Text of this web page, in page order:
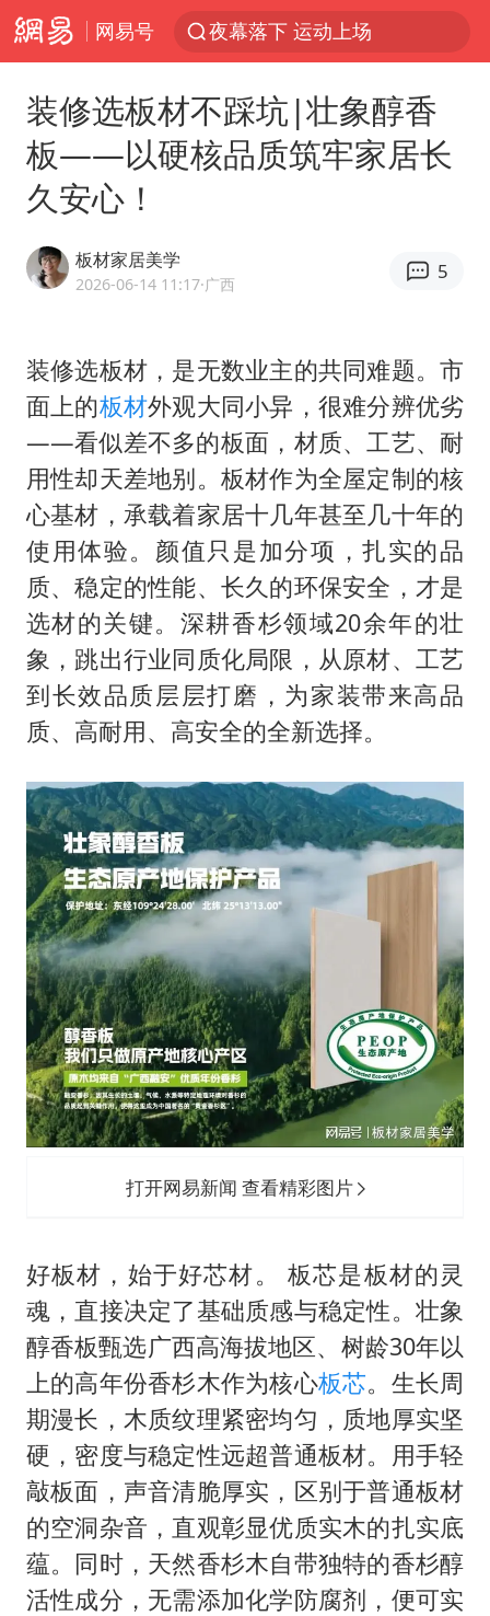
网易号
Meta被判支付5.67亿美元
台风白海豚逼近 暴雨大暴雨来袭
日本广岛民众举行游行反对政府行径
女子开一天一夜空调后二氧化碳中毒
台风白海豚最新路径研判来了
船舶避风项目停工 多地全力防台风
粉笔发布“自曝式”公开信
现代版摸金校尉落网查获400多枚古币
哈尔滨暴雨饭店门挡积水
服务实体经济 财政金融打出组合拳
男子结婚8年发现3个女儿均非亲生
奋进开新局 实干挑大梁
装修选板材不踩坑|壮象醇香
板——以硬核品质筑牢家居长
久安心！
板材家居美学
2026-06-14 11:17·广西
5
装修选板材，是无数业主的共同难题。市
面上的板材外观大同小异，很难分辨优劣
——看似差不多的板面，材质、工艺、耐
用性却天差地别。板材作为全屋定制的核
心基材，承载着家居十几年甚至几十年的
使用体验。颜值只是加分项，扎实的品
质、稳定的性能、长久的环保安全，才是
选材的关键。深耕香杉领域20余年的壮
象，跳出行业同质化局限，从原材、工艺
到长效品质层层打磨，为家装带来高品
质、高耐用、高安全的全新选择。
打开网易新闻 查看精彩图片
好板材，始于好芯材。 板芯是板材的灵
魂，直接决定了基础质感与稳定性。壮象
醇香板甄选广西高海拔地区、树龄30年以
上的高年份香杉木作为核心板芯。生长周
期漫长，木质纹理紧密均匀，质地厚实坚
硬，密度与稳定性远超普通板材。用手轻
敲板面，声音清脆厚实，区别于普通板材
的空洞杂音，直观彰显优质实木的扎实底
蕴。同时，天然香杉木自带独特的香杉醇
活性成分，无需添加化学防腐剂，便可实